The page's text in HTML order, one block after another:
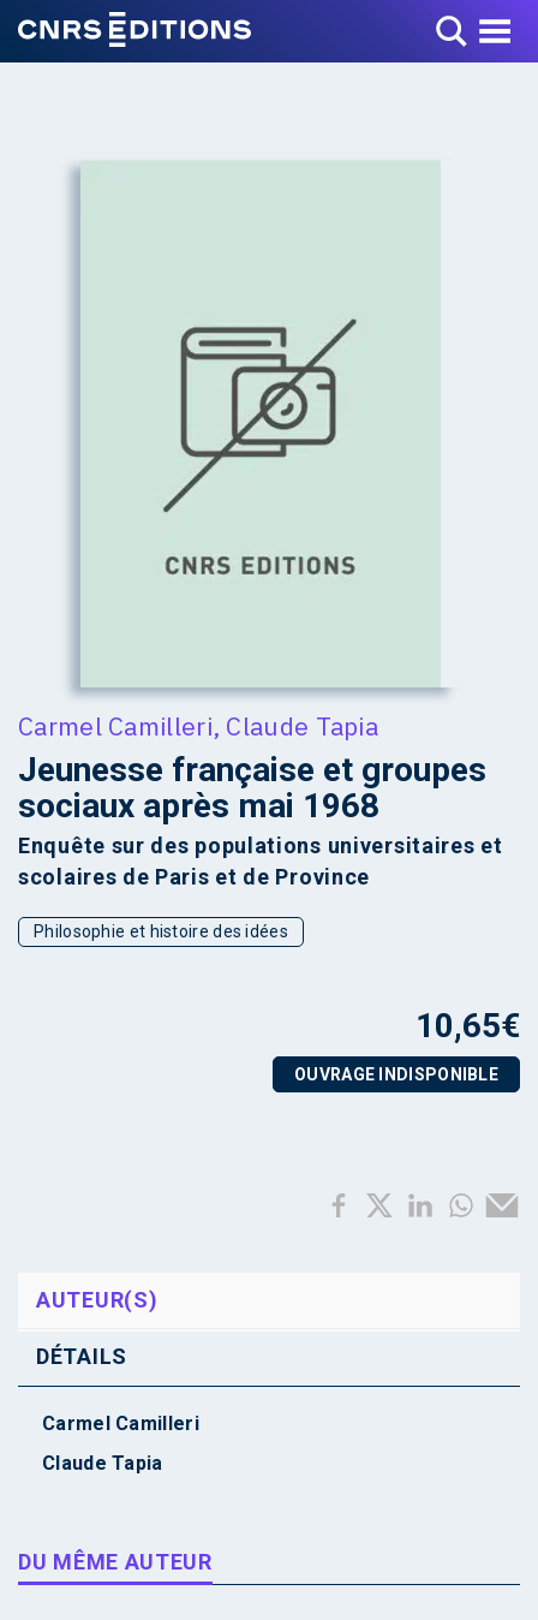
Toggle Menu
Carmel Camilleri, Claude Tapia
Jeunesse française et groupes
sociaux après mai 1968
Enquête sur des populations universitaires et
scolaires de Paris et de Province
Philosophie et histoire des idées
10,65€
OUVRAGE INDISPONIBLE
AUTEUR(S)
DÉTAILS
Carmel Camilleri
Claude Tapia
DU MÊME AUTEUR